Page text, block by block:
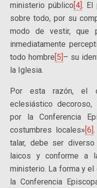
ministerio público[4]. El
sobre todo, por su
modo de vestir, que
inmediatamente
todo hombre[5]– su
la Iglesia.
Por esta razón, el
eclesiástico decoroso,
por la Conferencia
costumbres locales»[6]
talar, debe ser
laicos y conforme a
ministerio. La forma y
la Conferencia